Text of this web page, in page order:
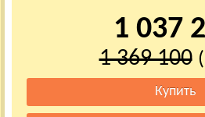
1 037
1 369 100